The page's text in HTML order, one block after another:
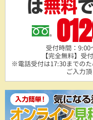
受付時間：9:00
【完全無料】受
※電話受付は17:30までの
ご入力